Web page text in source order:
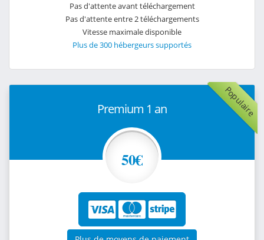
Pas d'attente avant téléchargement
Pas d'attente entre 2 téléchargements
Vitesse maximale disponible
Plus de 300 hébergeurs supportés
Populaire
Premium 1 an
50€